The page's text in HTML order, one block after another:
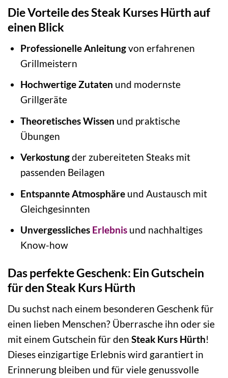
Die Vorteile des Steak Kurses Hürth auf
einen Blick
Professionelle Anleitungvon erfahrenen
Grillmeistern
Hochwertige Zutaten und modernste
Grillgeräte
Theoretisches Wissen und praktische
Übungen
Verkostungder zubereiteten Steaks mit
passenden Beilagen
Entspannte Atmosphäreund Austausch mit
Gleichgesinnten
Unvergessliches Erlebnisund nachhaltiges
Know-how
Das perfekte Geschenk: Ein Gutschein
für den Steak Kurs Hürth
Du suchst nach einem besonderen Geschenk für
einen lieben Menschen? Überrasche ihn oder sie
mit einem Gutschein für den Steak Kurs Hürth!
Dieses einzigartige Erlebnis wird garantiert in
Erinnerung bleiben und für viele genussvolle